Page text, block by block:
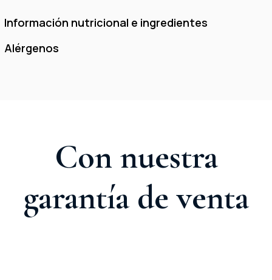
Información nutricional e ingredientes
Alérgenos
Con nuestra
garantía de venta